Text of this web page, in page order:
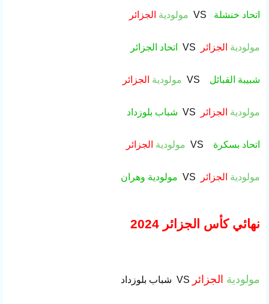
اتحاد خنشلة مولودية الجزائر
مولودية الجزائر VS اتحاد الجزائر
شبيبة القبائل مولودية الجزائر
مولودية الجزائر VS شباب بلوزداد
اتحاد بسكرة مولودية الجزائر
مولودية الجزائر VS مولودية وهران
نهائي كأس الجزائر 2024
مولودية الجزائر VS شباب بلوزداد